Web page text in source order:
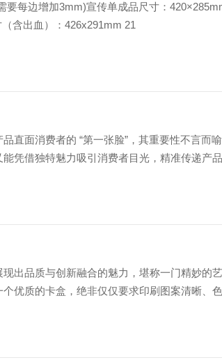
每边增加3mm)宣传单成品尺寸：
含出血）：426x291mm 21
直面消费者的 “第一张脸”，其重要性不言而
凭借独特魅力吸引消费者目光，精准传递产
出品质与创新融合的魅力，堪称一门精妙的
优质的卡盒，绝非仅仅要求印刷图案清晰、